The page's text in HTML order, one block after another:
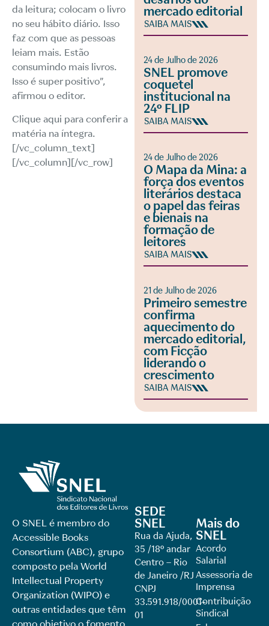
da leitura; colocam o livro
no seu hábito diário. Isso
faz com que as pessoas
leiam mais. Estão
consumindo mais livros.
Isso é super positivo”,
afirmou o editor.
Clique aqui para conferir a
matéria na íntegra.
[/vc_column_text]
[/vc_column][/vc_row]
mercado editorial
SAIBA MAIS
24 de Julho de 2026
SNEL promove
coquetel
institucional na
24º FLIP
SAIBA MAIS
24 de Julho de 2026
O Mapa da Mina: a
força dos eventos
literários destaca
o papel das feiras
e bienais na
formação de
leitores
SAIBA MAIS
21 de Julho de 2026
Primeiro semestre
confirma
aquecimento do
mercado editorial,
com Ficção
liderando o
crescimento
SAIBA MAIS
O SNEL é membro do
Accessible Books
Consortium (ABC), grupo
composto pela World
Intellectual Property
Organization (WIPO) e
outras entidades que têm
como objetivo o fomento
SEDE
SNEL
Rua da Ajuda,
35 /18º andar
Centro – Rio
de Janeiro /RJ
CNPJ
33.591.918/0001-
01
Mais do
SNEL
Acordo
Salarial
Assessoria de
Imprensa
Contribuição
Sindical